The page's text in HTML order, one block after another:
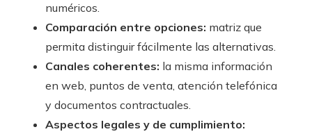
numéricos.
Comparación entre opciones: matriz que
permita distinguir fácilmente las alternativas.
Canales coherentes: la misma información
en web, puntos de venta, atención telefónica
y documentos contractuales.
Aspectos legales y de cumplimiento: